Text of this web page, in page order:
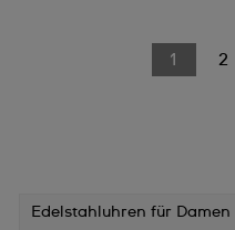
1 2
Edelstahluhren für Damen